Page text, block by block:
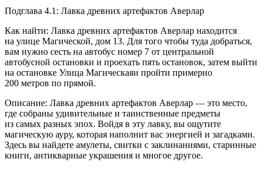
Подглава 4.1: Лавка древних артефактов Аверлар
Как найти: Лавка древних артефактов Аверлар находится
на улице Магической, дом 13. Для того чтобы туда добраться,
вам нужно сесть на автобус номер 7 от центральной
автобусной остановки и проехать пять остановок, затем выйти
на остановке Улица Магическаяи пройти примерно
200 метров по прямой.
Описание: Лавка древних артефактов Аверлар — это место,
где собраны удивительные и таинственные предметы
из самых разных эпох. Войдя в эту лавку, вы ощутите
магическую ауру, которая наполнит вас энергией и загадками.
Здесь вы найдете амулеты, свитки с заклинаниями, старинные
книги, антикварные украшения и многое другое.